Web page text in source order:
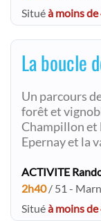
Situéà moins
La boucle
Un parcours
forêt et
Champillon et
Epernay et la
ACTIVITE
2h40/ 51 -
Situéà moins